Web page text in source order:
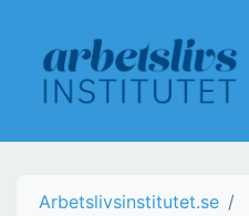
Arbetslivsinstitutet.se